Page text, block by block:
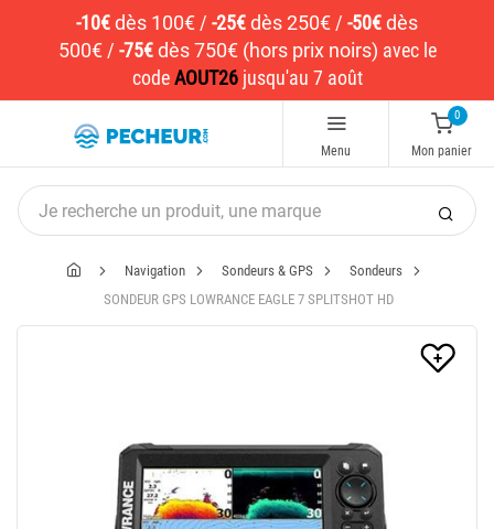
-10€dès 100€ / -25€dès 250€ / -50€dès
500€/ -75€ dès 750€ (hors prix noirs) avec le
codeAOUT26jusqu'au 7 août
Menu
0
Mon panier
Navigation Sondeurs & GPS
Sondeurs
SONDEUR GPS LOWRANCE EAGLE 7 SPLITSHOT HD